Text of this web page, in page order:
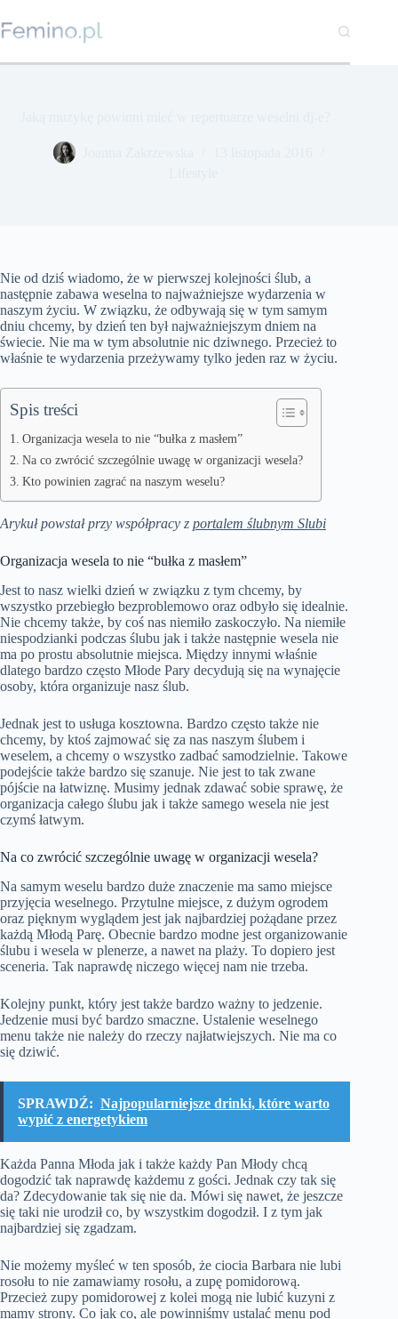
do
treści
Nie od dziś wiadomo, że w pierwszej kolejności ślub, a
następnie zabawa weselna to najważniejsze wydarzenia w
naszym życiu. W związku, że odbywają się w tym samym
dniu chcemy, by dzień ten był najważniejszym dniem na
świecie. Nie ma w tym absolutnie nic dziwnego. Przecież to
właśnie te wydarzenia przeżywamy tylko jeden raz w życiu.
Spis treści
Organizacja wesela to nie “bułka z masłem”
Na co zwrócić szczególnie uwagę w organizacji wesela?
Kto powinien zagrać na naszym weselu?
Arykuł powstał przy współpracy z portalem ślubnym Slubi
Organizacja wesela to nie “bułka z masłem”
Jest to nasz wielki dzień w związku z tym chcemy, by
wszystko przebiegło bezproblemowo oraz odbyło się idealnie.
Nie chcemy także, by coś nas niemiło zaskoczyło. Na niemiłe
niespodzianki podczas ślubu jak i także następnie wesela nie
ma po prostu absolutnie miejsca. Między innymi właśnie
dlatego bardzo często Młode Pary decydują się na wynajęcie
osoby, która organizuje nasz ślub.
Jednak jest to usługa kosztowna. Bardzo często także nie
chcemy, by ktoś zajmować się za nas naszym ślubem i
weselem, a chcemy o wszystko zadbać samodzielnie. Takowe
podejście także bardzo się szanuje. Nie jest to tak zwane
pójście na łatwiznę. Musimy jednak zdawać sobie sprawę, że
organizacja całego ślubu jak i także samego wesela nie jest
czymś łatwym.
Na co zwrócić szczególnie uwagę w organizacji wesela?
Na samym weselu bardzo duże znaczenie ma samo miejsce
przyjęcia weselnego. Przytulne miejsce, z dużym ogrodem
oraz pięknym wyglądem jest jak najbardziej pożądane przez
każdą Młodą Parę. Obecnie bardzo modne jest organizowanie
ślubu i wesela w plenerze, a nawet na plaży. To dopiero jest
sceneria. Tak naprawdę niczego więcej nam nie trzeba.
Kolejny punkt, który jest także bardzo ważny to jedzenie.
Jedzenie musi być bardzo smaczne. Ustalenie weselnego
menu także nie należy do rzeczy najłatwiejszych. Nie ma co
się dziwić.
SPRAWDŹ: Najpopularniejsze drinki, które warto
wypić z energetykiem
Każda Panna Młoda jak i także każdy Pan Młody chcą
dogodzić tak naprawdę każdemu z gości. Jednak czy tak się
da? Zdecydowanie tak się nie da. Mówi się nawet, że jeszcze
się taki nie urodził co, by wszystkim dogodził. I z tym jak
najbardziej się zgadzam.
Nie możemy myśleć w ten sposób, że ciocia Barbara nie lubi
rosołu to nie zamawiamy rosołu, a zupę pomidorową.
Przecież zupy pomidorowej z kolei mogą nie lubić kuzyni z
mamy strony. Co jak co, ale powinniśmy ustalać menu pod